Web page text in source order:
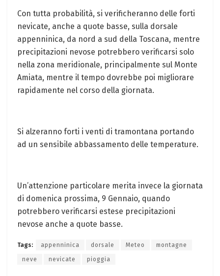
Con tutta probabilità, si verificheranno delle forti
nevicate, anche a quote basse, sulla dorsale
appenninica, da nord a sud della Toscana, mentre
precipitazioni nevose potrebbero verificarsi solo
nella zona meridionale, principalmente sul Monte
Amiata, mentre il tempo dovrebbe poi migliorare
rapidamente nel corso della giornata.
Si alzeranno forti i venti di tramontana portando
ad un sensibile abbassamento delle temperature.
Un’attenzione particolare merita invece la giornata
di domenica prossima, 9 Gennaio, quando
potrebbero verificarsi estese precipitazioni
nevose anche a quote basse.
Tags: appenninica dorsale Meteo montagne
neve nevicate pioggia